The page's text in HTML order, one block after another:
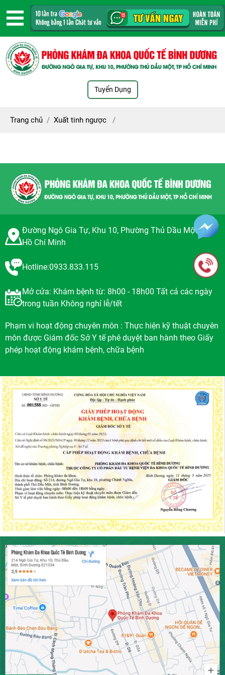
Tuyển Dụng
Trang chủ / Xuất tinh ngược /
Đường Ngô Gia Tự, Khu 10, Phường Thủ Dầu Một, TP
Hồ Chí Minh
Hotline:0933.833.115
Mở cửa: Khám bệnh từ: 8h00 - 18h00 Tất cả các ngày
trong tuần Không nghỉ lễ/tết
Phạm vi hoạt động chuyên môn : Thực hiện kỹ thuật chuyên
môn được Giám đốc Sở Y tế phê duyệt ban hành theo Giấy
phép hoạt động khám bệnh, chữa bệnh